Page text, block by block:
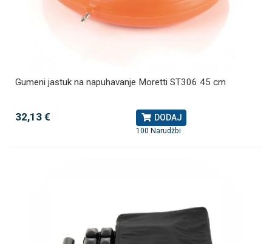
Gumeni jastuk na napuhavanje Moretti ST306 45 cm
32,13 € DODAJ
100 Narudžbi